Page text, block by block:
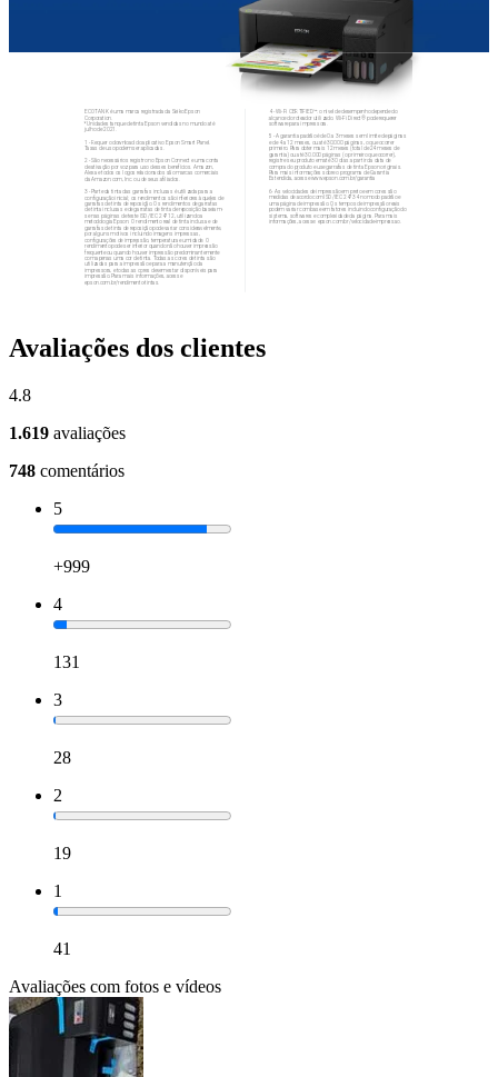
Avaliações dos clientes
4.8
1.619 avaliações
748 comentários
5
+999
4
131
3
28
2
19
1
41
Avaliações com fotos e vídeos